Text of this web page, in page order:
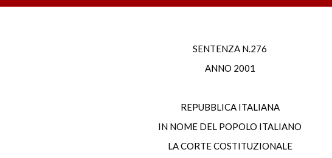
SENTENZA N.276
ANNO 2001
REPUBBLICA ITALIANA
IN NOME DEL POPOLO ITALIANO
LA CORTE COSTITUZIONALE